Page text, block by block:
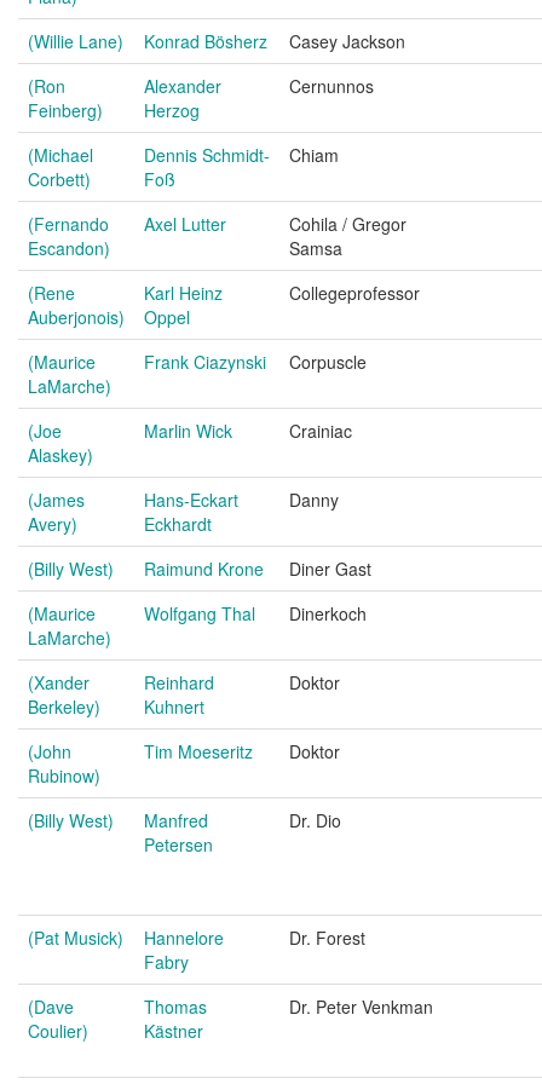
(Willie Lane)
Konrad Bösherz
Casey Jackson
(Ron
Feinberg)
Alexander
Herzog
Cernunnos
(Michael
Corbett)
Dennis Schmidt-
Foß
Chiam
(Fernando
Escandon)
Axel Lutter
Cohila / Gregor
Samsa
(Rene
Auberjonois)
Karl Heinz
Oppel
Collegeprofessor
(Maurice
LaMarche)
Frank Ciazynski Corpuscle
(Joe
Alaskey)
Marlin Wick Crainiac
(James
Avery)
Hans-Eckart
Eckhardt
Danny
(Billy West) Raimund Krone
Diner Gast
(Maurice
LaMarche)
Wolfgang Thal Dinerkoch
(Xander
Berkeley)
Reinhard
Kuhnert
Doktor
(John
Rubinow)
Tim Moeseritz Doktor
(Billy West)
Manfred
Petersen
Dr. Dio
(Pat Musick)
Hannelore
Fabry
Dr. Forest
(Dave
Coulier)
Thomas
Kästner
Dr. Peter Venkman